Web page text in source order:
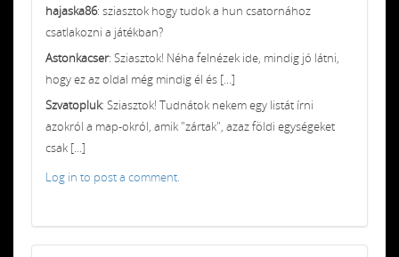
hajaska86: sziasztok hogy tudok a hun csatornához
csatlakozni a játékban?
Astonkacser: Sziasztok! Néha felnézek ide, mindig jó látni,
hogy ez az oldal még mindig él és [...]
Szvatopluk: Sziasztok! Tudnátok nekem egy listát írni
azokról a map-okról, amik "zártak", azaz földi egységeket
csak [...]
Log in to post a comment.